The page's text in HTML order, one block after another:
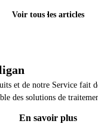
Voir tous les articles
et de notre Service fait
des solutions de
En savoir plus